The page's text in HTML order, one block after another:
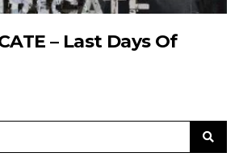
– Last Days Of